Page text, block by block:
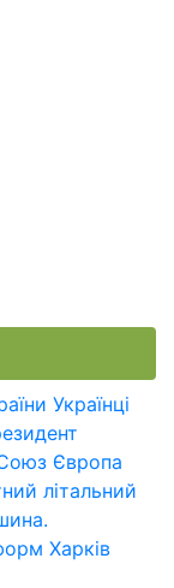
Українці
Європа
літальний
Харків